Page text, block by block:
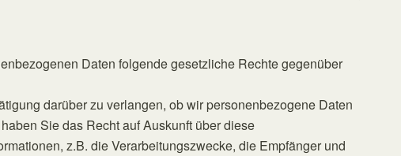
Daten folgende gesetzliche Rechte gegenüber
darüber zu verlangen, ob wir personenbezogene Daten
Sie das Recht auf Auskunft über diese
z.B. die Verarbeitungszwecke, die Empfänger und